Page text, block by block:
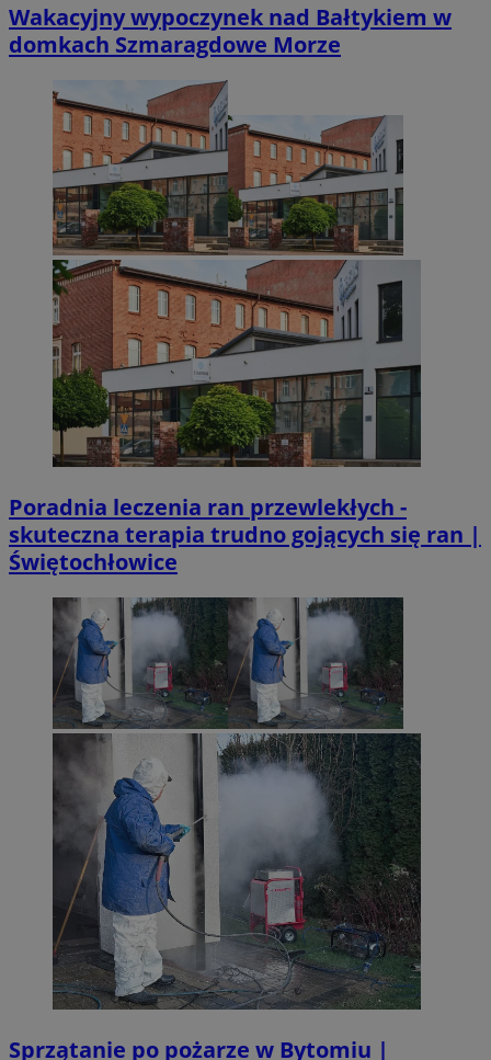
Wakacyjny wypoczynek nad Bałtykiem w
domkach Szmaragdowe Morze
Poradnia leczenia ran przewlekłych -
skuteczna terapia trudno gojących się ran |
Świętochłowice
Sprzątanie po pożarze w Bytomiu |